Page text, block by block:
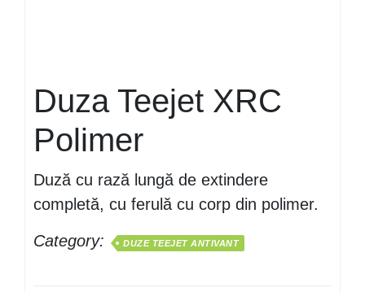
Duza Teejet XRC
Polimer
Duză cu rază lungă de extindere
completă, cu ferulă cu corp din polimer.
Category: DUZE TEEJET ANTIVANT